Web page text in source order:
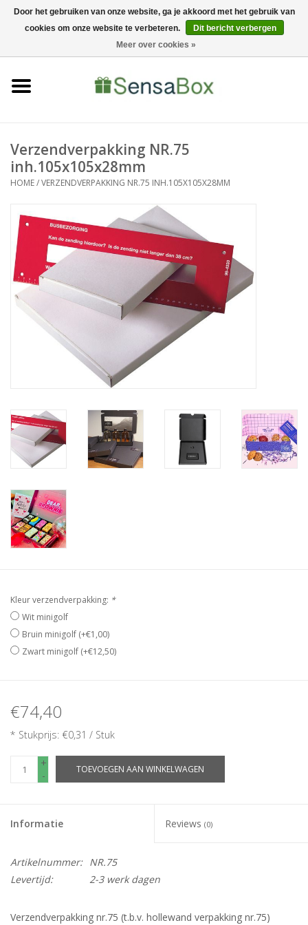
06-22022900 0 Artikelen - €0,00
Bewerkingen
Nieuws
Verzendverpakking NR.75
inh.105x105x28mm
HOME/VERZENDVERPAKKING NR.75 INH.105X105X28MM
Kleur verzendverpakking: *
Wit minigolf
Bruin minigolf (+€1,00)
Zwart minigolf (+€12,50)
€74,40
* Stukprijs: €0,31 / Stuk
+
-
TOEVOEGEN AAN WINKELWAGEN
Informatie Reviews (0)
Artikelnummer: NR.75
Levertijd:
2-3 werk dagen
Verzendverpakking nr.75 (t.b.v. hollewand verpakking nr.75)
Door het gebruiken van onze website, ga je akkoord met het gebruik van
cookies om onze website te verbeteren.
Dit bericht verbergen
Meer over cookies »